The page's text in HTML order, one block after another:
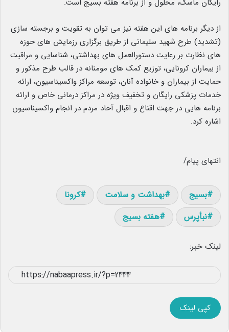
رایگان ماسک، محلول و از برنامه هفته بسیج است.
از دیگر برنامه های این هفته نیز می توان به تقویت و برجسته سازی
(تشدید) طرح شهید سلیمانی از طریق برگزاری رزمایش های حوزه
های نظارت بر رعایت دستورالعمل های بهداشتی، شناسایی و مراقبت
از بیماران کرونایی، توزیع کمک های مومنانه در قالب طرح مذکور و
حمایت از بیماران و خانواده آنان، توسعه مراکز واکسیناسیون، ارائه
خدمات پزشکی رایگان و تخفیف ویژه در مراکز درمانی خاص و ارائه
برنامه هایی در جهت اقناع و اقبال آحاد مردم در انجام واکسیناسیون
اشاره کرد.
انتهای پیام/
بسیج بهداشت و سلامت
کرونا
نبأپرس
هفته بسیج
لینک خبر:
کپی لینک